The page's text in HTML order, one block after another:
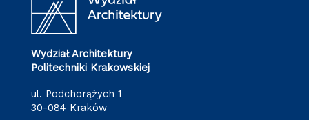
Wydział Architektury
Politechniki Krakowskiej
ul. Podchorążych 1
30-084 Kraków